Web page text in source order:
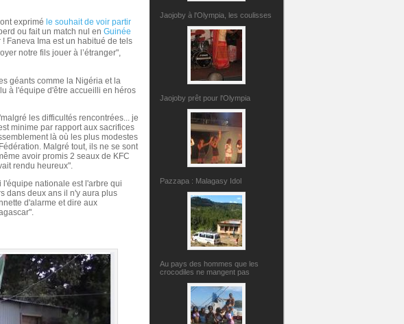
Jaojoby à l'Olympia, les coulisses
Jaojoby prêt pour l'Olympia
Pazzapa : Malagasy Idol
Au pays des hommes que les
crocodiles ne mangent pas
exprimé le souhait de voir partir
ou fait un match nul en Guinée
Faneva Ima est un habitué de tels
notre fils jouer à l’étranger",
géants comme la Nigéria et la
à l'équipe d'être accueilli en héros
les difficultés rencontrées... je
minime par rapport aux sacrifices
là où les plus modestes
Malgré tout, ils ne se sont
avoir promis 2 seaux de KFC
rendu heureux".
l'équipe nationale est l'arbre qui
dans deux ans il n'y aura plus
d'alarme et dire aux